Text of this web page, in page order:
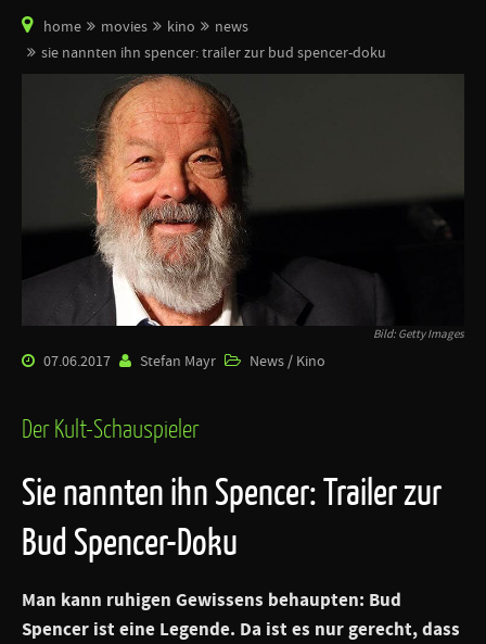
home movies kino
news
sie nannten ihn spencer: trailer zur bud spencer-doku
Bild: Getty Images
07.06.2017 Stefan Mayr News / Kino
Der Kult-Schauspieler
Sie nannten ihn Spencer: Trailer zur
Bud Spencer-Doku
Man kann ruhigen Gewissens behaupten: Bud
Spencer ist eine Legende. Da ist es nur gerecht, dass